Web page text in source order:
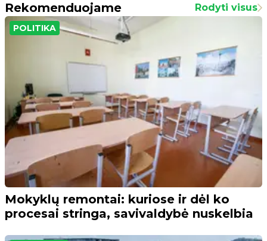
Rekomenduojame Rodyti visus
POLITIKA
Mokyklų remontai: kuriose ir dėl ko
procesai stringa, savivaldybė nuskelbia